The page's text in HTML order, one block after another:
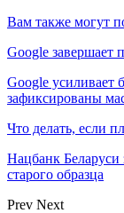
Вам также могут
Google завершает
Google усиливает
зафиксированы
Что делать, если
Нацбанк Беларуси
старого образца
Prev Next